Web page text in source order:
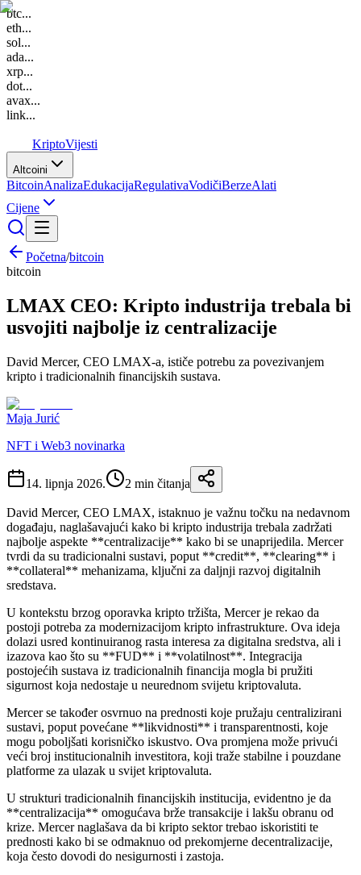
btc...
eth...
sol...
ada...
xrp...
dot...
avax...
link...
KriptoVijesti
Altcoini
BitcoinAnalizaEdukacijaRegulativaVodičiBerzeAlati
Cijene
Početna/bitcoin
bitcoin
LMAX CEO: Kripto industrija trebala bi
usvojiti najbolje iz centralizacije
David Mercer, CEO LMAX-a, ističe potrebu za povezivanjem
kripto i tradicionalnih financijskih sustava.
Maja Jurić
NFT i Web3 novinarka
14. lipnja 2026. 2 min čitanja
David Mercer, CEO LMAX, istaknuo je važnu točku na nedavnom
događaju, naglašavajući kako bi kripto industrija trebala zadržati
najbolje aspekte **centralizacije** kako bi se unaprijedila. Mercer
tvrdi da su tradicionalni sustavi, poput **credit**, **clearing** i
**collateral** mehanizama, ključni za daljnji razvoj digitalnih
sredstava.
U kontekstu brzog oporavka kripto tržišta, Mercer je rekao da
postoji potreba za modernizacijom kripto infrastrukture. Ova ideja
dolazi usred kontinuiranog rasta interesa za digitalna sredstva, ali i
izazova kao što su **FUD** i **volatilnost**. Integracija
postojećih sustava iz tradicionalnih financija mogla bi pružiti
sigurnost koja nedostaje u neurednom svijetu kriptovaluta.
Mercer se također osvrnuo na prednosti koje pružaju centralizirani
sustavi, poput povećane **likvidnosti** i transparentnosti, koje
mogu poboljšati korisničko iskustvo. Ova promjena može privući
veći broj institucionalnih investitora, koji traže stabilne i pouzdane
platforme za ulazak u svijet kriptovaluta.
U strukturi tradicionalnih financijskih institucija, evidentno je da
**centralizacija** omogućava brže transakcije i lakšu obranu od
krize. Mercer naglašava da bi kripto sektor trebao iskoristiti te
prednosti kako bi se odmaknuo od prekomjerne decentralizacije,
koja često dovodi do nesigurnosti i zastoja.